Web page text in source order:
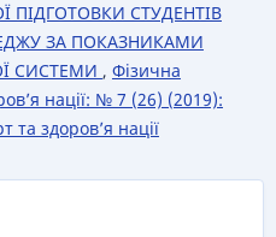
ПІДГОТОВКИ СТУДЕНТІВ
ЗА ПОКАЗНИКАМИ
СИСТЕМИ , Фізична
нації: № 7 (26) (2019):
та здоров’я нації